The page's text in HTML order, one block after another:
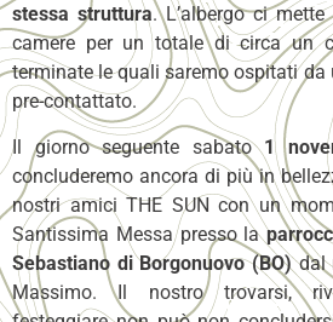
stessa struttura. L’albergo ci
camere per un totale di circa un
terminate le quali saremo ospitati da
pre-contattato.
Il giorno seguente sabato1
concluderemo ancora di più in
nostri amici THE SUN con un
Santissima Messa presso la
Sebastiano di Borgonuovo (BO)dal
Massimo. Il nostro trovarsi,